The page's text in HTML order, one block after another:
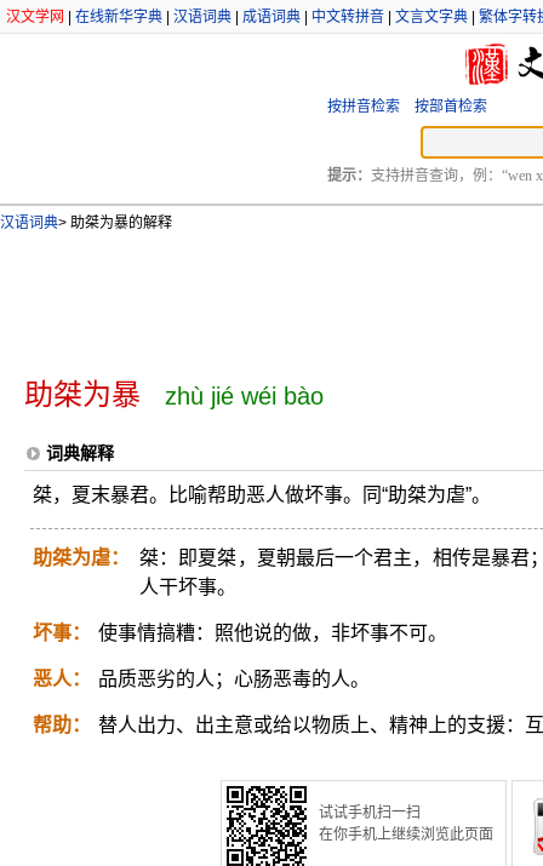
汉文学网 在线新华字典 汉语词典 成语词典 中文转拼音 文言文字典 繁体字转
按拼音检索 按部首检索
提示： 支持拼音查询，例：“wen
汉语词典> 助桀为暴的解释
助桀为暴 zhù jié wéi bào
词典解释
桀，夏末暴君。比喻帮助恶人做坏事。同“助桀为虐”。
助桀为虐：
桀：即夏桀，夏朝最后一个君主，相传是暴君
人干坏事。
坏事： 使事情搞糟：照他说的做，非坏事不可。
恶人： 品质恶劣的人；心肠恶毒的人。
帮助： 替人出力、出主意或给以物质上、精神上的支援：
试试手机扫一扫
在你手机上继续浏览此页面